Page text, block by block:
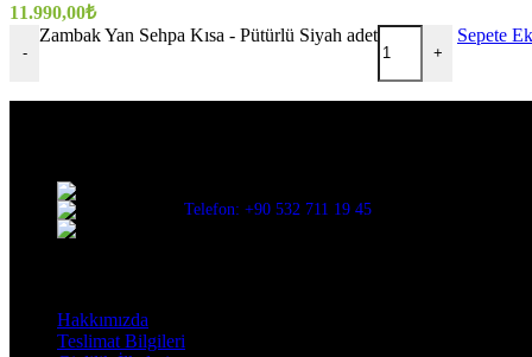
11.990,00₺
-
Zambak Yan Sehpa Kısa - Pütürlü Siyah adet
+
Sepete
Telefon: +90 532 711 19 45
Hakkımızda
Teslimat Bilgileri